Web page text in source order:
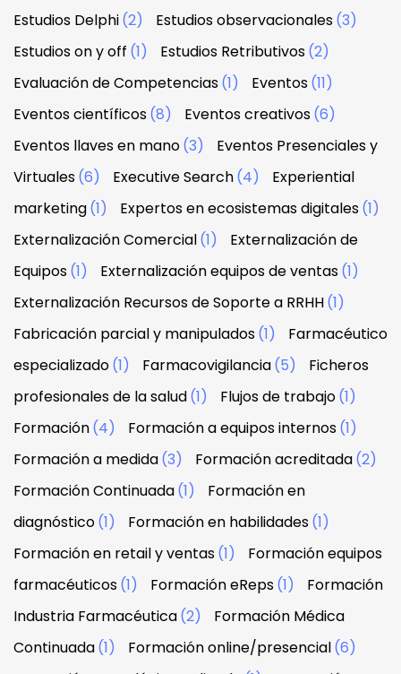
Estudios Delphi(2) Estudios observacionales(3)
Estudios on y off (1) Estudios Retributivos(2)
Evaluación de Competencias(1) Eventos(11)
Eventos científicos(8) Eventos creativos(6)
Eventos llaves en mano(3)
Eventos Presenciales y
Virtuales(6) Executive Search(4)
Experiential
marketing(1) Expertos en ecosistemas digitales(1)
Externalización Comercial(1)
Externalización de
Equipos(1) Externalización equipos de ventas(1)
Externalización Recursos de Soporte a RRHH(1)
Fabricación parcial y manipulados(1)
Farmacéutico
especializado(1) Farmacovigilancia(5)
Ficheros
profesionales de la salud(1) Flujos de trabajo(1)
Formación(4) Formación a equipos internos(1)
Formación a medida(3) Formación acreditada(2)
Formación Continuada(1)
Formación en
diagnóstico(1) Formación en habilidades(1)
Formación en retail y ventas(1)
Formación equipos
farmacéuticos(1) Formación eReps(1)
Formación
Industria Farmacéutica(2)
Formación Médica
Continuada(1) Formación online/presencial(6)